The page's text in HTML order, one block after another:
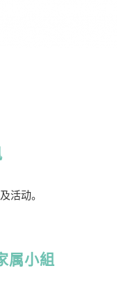
活动。
属小組